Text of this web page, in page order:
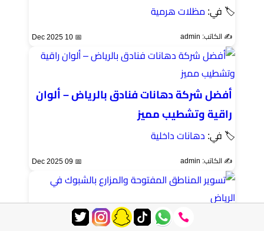
🏷 في: مظلات هرمية
✍️ الكاتب: admin 📅 10 Dec 2025
أفضل شركة دهانات فنادق بالرياض – ألوان
راقية وتشطيب مميز
🏷 في: دهانات داخلية
✍️ الكاتب: admin 📅 09 Dec 2025
تسوير المناطق المفتوحة والمزارع